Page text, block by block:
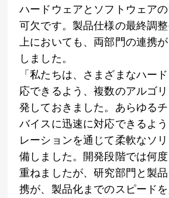
ハードウェアとソフトウェア
可欠です。製品仕様の最終調
上においても、両部門の連携
しました。
「私たちは、さまざまなハー
応できるよう、複数のアルゴ
発しておきました。あらゆる
バイスに迅速に対応できるよ
レーションを通じて柔軟なソ
備しました。開発段階では何
重ねましたが、研究部門と製
携が、製品化までのスピード